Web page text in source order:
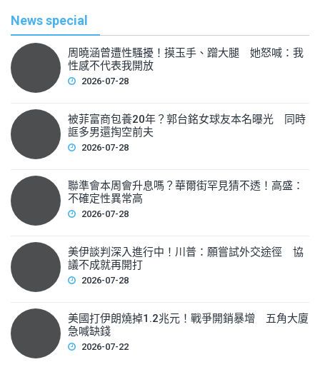
o
k
News special
周曉涵曾遭性騷擾！摸玉手、蹭大腿 她怒喊：我
性感不代表我開放
2026-07-28
被菲富商包養20年？郭台銘女球友本名曝光 同時
誆多男還掏空前夫
2026-07-28
聯準會本周會升息嗎？華爾街罕見猜不透！高盛：
不確定性異常高
2026-07-28
美伊談判深入進行中！川普：願嘗試外交途徑 協
議不成就再開打
2026-07-28
美國打伊朗燒掉1.2兆元！戰爭開銷暴增 五角大廈
急喊缺錢
2026-07-22